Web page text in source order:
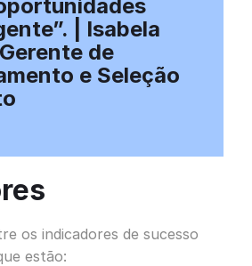
| Isabela
de
e Seleção
os indicadores de sucesso
estão: